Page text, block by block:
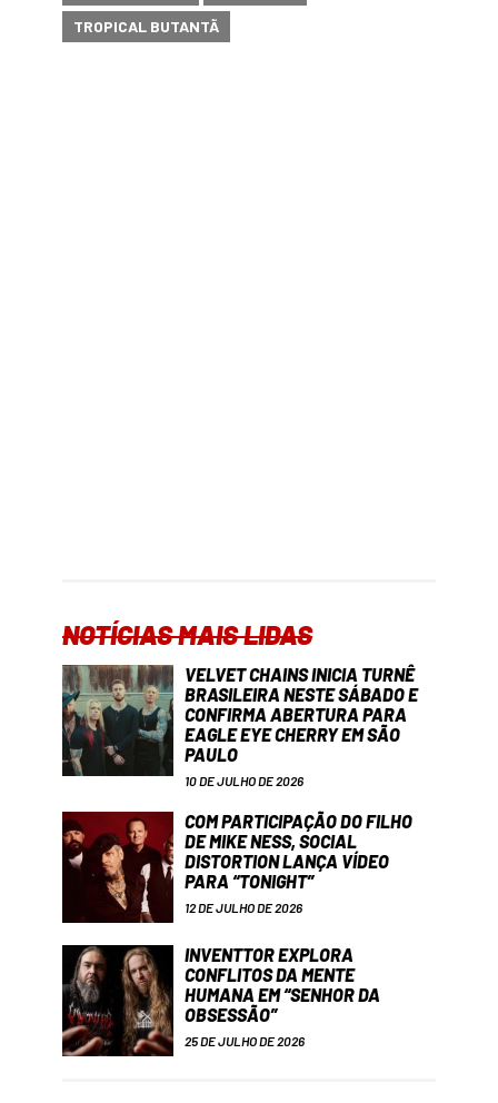
TROPICAL BUTANTÃ
NOTÍCIAS MAIS LIDAS
VELVET CHAINS INICIA TURNÊ
BRASILEIRA NESTE SÁBADO E
CONFIRMA ABERTURA PARA
EAGLE EYE CHERRY EM SÃO
PAULO
10 DE JULHO DE 2026
COM PARTICIPAÇÃO DO FILHO
DE MIKE NESS, SOCIAL
DISTORTION LANÇA VÍDEO
PARA “TONIGHT”
12 DE JULHO DE 2026
INVENTTOR EXPLORA
CONFLITOS DA MENTE
HUMANA EM “SENHOR DA
OBSESSÃO”
25 DE JULHO DE 2026